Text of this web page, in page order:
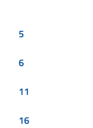
5
6
11
16